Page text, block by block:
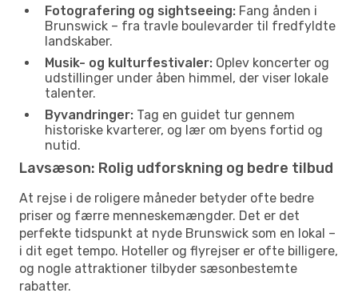
Fotografering og sightseeing: Fang ånden i
Brunswick – fra travle boulevarder til fredfyldte
landskaber.
Musik- og kulturfestivaler: Oplev koncerter og
udstillinger under åben himmel, der viser lokale
talenter.
Byvandringer: Tag en guidet tur gennem
historiske kvarterer, og lær om byens fortid og
nutid.
Lavsæson: Rolig udforskning og bedre tilbud
At rejse i de roligere måneder betyder ofte bedre
priser og færre menneskemængder. Det er det
perfekte tidspunkt at nyde Brunswick som en lokal –
i dit eget tempo. Hoteller og flyrejser er ofte billigere,
og nogle attraktioner tilbyder sæsonbestemte
rabatter.